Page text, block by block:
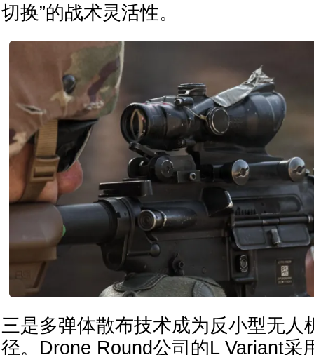
切换”的战术灵活性。
三是多弹体散布技术成为反小型无人
径。Drone Round公司的L Variant采